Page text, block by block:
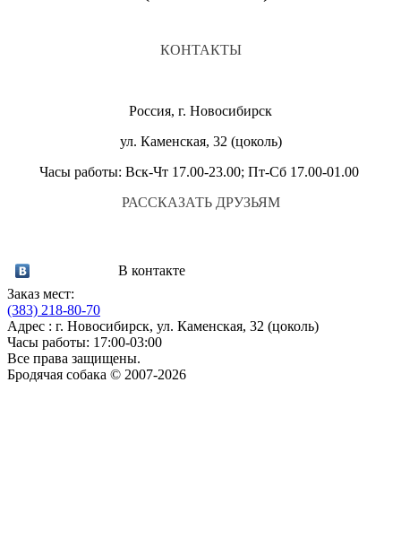
КОНТАКТЫ
Россия, г. Новосибирск
ул. Каменская, 32 (цоколь)
Часы работы: Вск-Чт 17.00-23.00; Пт-Сб 17.00-01.00
РАССКАЗАТЬ ДРУЗЬЯМ
В контакте
Заказ мест:
(383) 218-80-70
Адрес : г. Новосибирск, ул. Каменская, 32 (цоколь)
Часы работы: 17:00-03:00
Все права защищены.
Бродячая собака © 2007-2026